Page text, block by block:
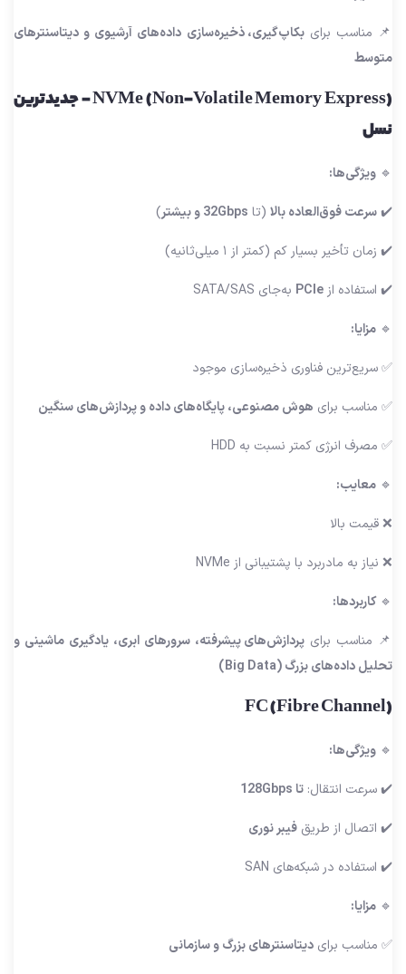
📌 مناسب برای بکاپ‌گیری، ذخیره‌سازی داده‌های آرشیوی و دیتاسنترهای
متوسط
NVMe (Non-Volatile Memory Express) – جدیدترین
نسل
🔹 ویژگی‌ها:
✔️سرعت فوق‌العاده بالا(تا 32Gbps و بیشتر )
✔️ زمان تأخیر بسیار کم (کمتر از ۱ میلی‌ثانیه)
✔️ استفاده از PCIeبه‌جای SATA/SAS
🔹 مزایا:
✅ سریع‌ترین فناوری ذخیره‌سازی موجود
✅ مناسب برای هوش مصنوعی، پایگاه‌های داده و پردازش‌های سنگین
✅ مصرف انرژی کمتر نسبت به HDD
🔹 معایب:
❌ قیمت بالا
❌ نیاز به مادربرد با پشتیبانی از NVMe
🔹 کاربردها:
📌 مناسب برای پردازش‌های پیشرفته، سرورهای ابری، یادگیری ماشینی و
تحلیل داده‌های بزرگ (Big Data)
FC (Fibre Channel)
🔹 ویژگی‌ها:
✔️ سرعت انتقال: تا 128Gbps
✔️ اتصال از طریق فیبر نوری
✔️ استفاده در شبکه‌های SAN
🔹 مزایا:
✅ مناسب برای دیتاسنترهای بزرگ و سازمانی